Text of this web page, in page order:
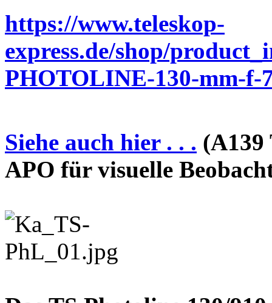
https://www.teleskop-
express.de/shop/
PHOTOLINE-130-mm-f-
Siehe auch hier . . . (A139
APO für visuelle